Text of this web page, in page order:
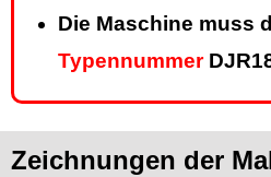
Die Maschine muss
Typennummer
Zeichnungen der